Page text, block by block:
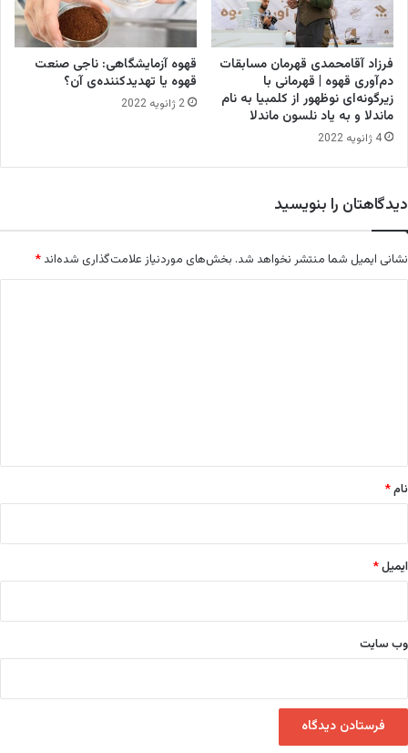
ی
ش
ا
پ
ا
ن
م
فرزاد آقامحمدی قهرمان مسابقات
دم‌آوری قهوه | قهرمانی با
زیرگونه‌ای نوظهور از کلمبیا به نام
ماندلا و به یاد نلسون ماندلا
4 ژانویه 2022
قهوه آزمایشگاهی: ناجی صنعت
قهوه یا تهدیدکننده‌ی آن؟
2 ژانویه 2022
دیدگاهتان را بنویسید
نشانی ایمیل شما منتشر نخواهد شد. بخش‌های موردنیاز علامت‌گذاری شده‌اند *
نام*
ایمیل*
وب‌ سایت